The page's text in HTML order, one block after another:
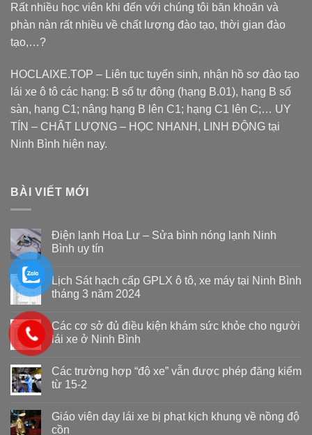
Rất nhiều học viên khi đến với chúng tôi băn khoăn và
phàn nàn rất nhiều về chất lượng đào tạo, thời gian đào
tạo,…?
HOCLAIXE.TOP – Liên tục tuyển sinh, nhận hồ sơ đào tạo
lái xe ô tô các hạng: B số tự động (hạng B.01), hạng B số
sàn, hạng C1; nâng hạng B lên C1; hạng C1 lên C;… UY
TÍN – CHẤT LƯỢNG – HỌC NHANH, LINH ĐỘNG tại
Ninh Bình hiện nay.
BÀI VIẾT MỚI
Điện lạnh Hoa Lư – Sửa bình nóng lạnh Ninh
Bình uy tín
Lịch Sát hạch cấp GPLX ô tô, xe máy tại Ninh Bình
tháng 3 năm 2024
Các cơ sở đủ điều kiện khám sức khỏe cho người
lái xe ở Ninh Bình
Các trường hợp “độ xe” vẫn được phép đăng kiểm
từ 15-2
Giáo viên dạy lái xe bị phạt kịch khung về nồng độ
cồn